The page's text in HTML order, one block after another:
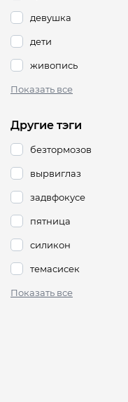
девушка
дети
живопись
Показать все
Другие тэги
безтормозов
вырвиглаз
задвфокусе
пятница
силикон
темасисек
Показать все